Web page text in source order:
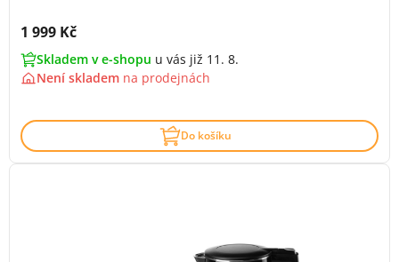
Cena s DPH:
1 999 Kč
Skladem v e-shopu u vás již 11. 8.
Není skladem na prodejnách
Do košíku